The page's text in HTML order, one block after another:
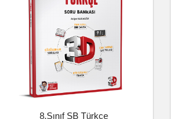
8.Sınıf SB Türkçe